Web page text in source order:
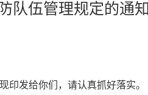
队伍管理规定的通知
印发给你们，请认真抓好落实。